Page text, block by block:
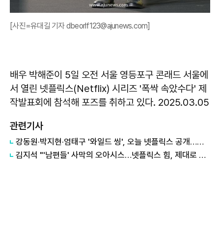
[사진=유대길 기자 dbeorlf123@ajunews.com]
배우 박해준이 5일 오전 서울 영등포구 콘래드 서울에
서 열린 넷플릭스(Netflix) 시리즈 '폭싹 속았수다' 제
작발표회에 참석해 포즈를 취하고 있다. 2025.03.05
관련기사
강동원·박지현·엄태구 '와일드 씽', 오늘 넷플릭스 공개…전 세계 시청자 만난다
김지석 "'남편들' 사막의 오아시스…넷플릭스 힘, 제대로 맛봤죠"